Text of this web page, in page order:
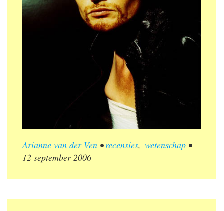
Arianne van der Ven •recensies, wetenschap•
12 september 2006